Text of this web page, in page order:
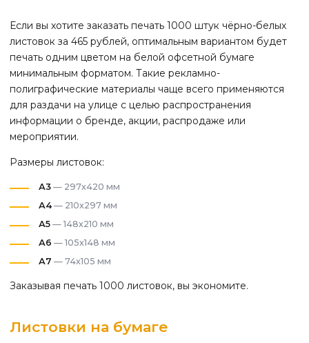
Если вы хотите заказать печать 1000 штук чёрно-белых
листовок за 465 рублей, оптимальным вариантом будет
печать одним цветом на белой офсетной бумаге
минимальным форматом. Такие рекламно-
полиграфические материалы чаще всего применяются
для раздачи на улице с целью распространения
информации о бренде, акции, распродаже или
мероприятии.
Размеры листовок:
А3 — 297х420 мм
А4— 210х297 мм
А5 — 148х210 мм
А6 — 105х148 мм
А7 — 74х105 мм
Заказывая печать 1000 листовок, вы экономите.
Листовки на бумаге